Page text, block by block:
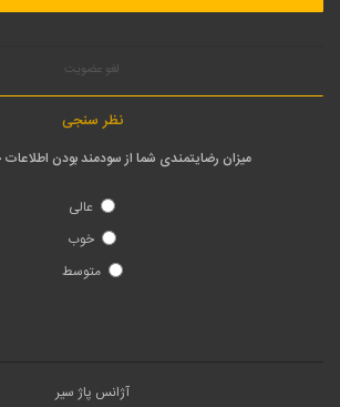
لغو عضویت
نظر سنجی
میزان رضایتمندی شما از سودمند بودن اطلاعات
عالی
خوب
متوسط
آژانس پاژ سیر